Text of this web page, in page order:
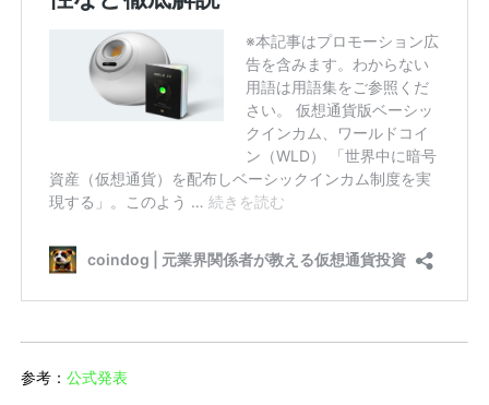
参考：公式発表